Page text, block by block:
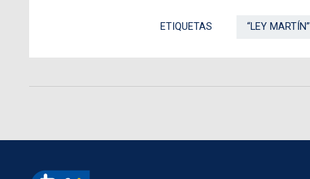
ETIQUETAS “LEY MARTÍN”